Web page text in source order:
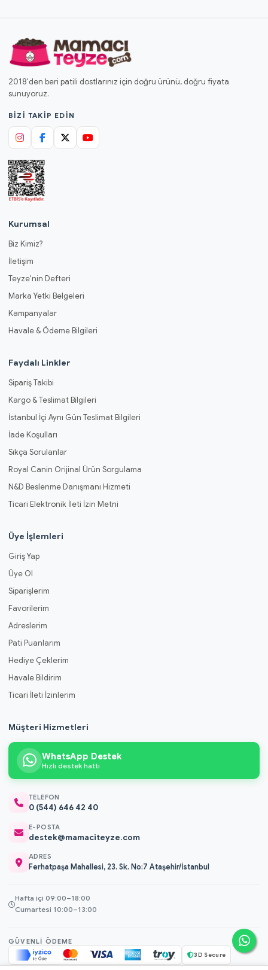
2018'den beri patili dostlarınız için doğru ürünü, doğru fiyata
sunuyoruz.
BIZI TAKIP EDIN
Kurumsal
Biz Kimiz?
İletişim
Teyze'nin Defteri
Marka Yetki Belgeleri
Kampanyalar
Havale & Ödeme Bilgileri
Faydalı Linkler
Sipariş Takibi
Kargo & Teslimat Bilgileri
İstanbul İçi Aynı Gün Teslimat Bilgileri
İade Koşulları
Sıkça Sorulanlar
Royal Canin Orijinal Ürün Sorgulama
N&D Beslenme Danışmanı Hizmeti
Ticari Elektronik İleti İzin Metni
Üye İşlemleri
Giriş Yap
Üye Ol
Siparişlerim
Favorilerim
Adreslerim
Pati Puanlarım
Hediye Çeklerim
Havale Bildirim
Ticari İleti İzinlerim
Müşteri Hizmetleri
WhatsApp Destek
Hızlı destek hattı
TELEFON
0 (544) 646 42 40
E-POSTA
destek@mamaciteyze.com
ADRES
Ferhatpaşa Mahallesi, 23. Sk. No:7 Ataşehir/İstanbul
Hafta içi 09:00–18:00
Cumartesi 10:00–13:00
GÜVENLI ÖDEME
3D Secure